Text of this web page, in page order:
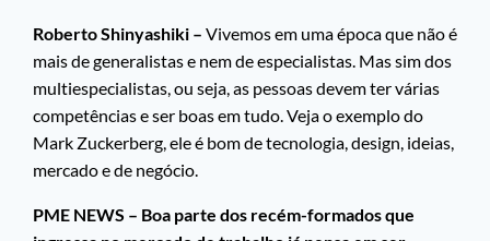
Roberto Shinyashiki – Vivemos em uma época que não é
mais de generalistas e nem de especialistas. Mas sim dos
multiespecialistas, ou seja, as pessoas devem ter várias
competências e ser boas em tudo. Veja o exemplo do
Mark Zuckerberg, ele é bom de tecnologia, design, ideias,
mercado e de negócio.
PME NEWS – Boa parte dos recém-formados que